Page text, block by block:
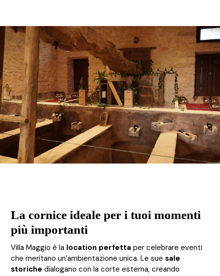
La cornice ideale per i tuoi momenti
più importanti
Villa Maggio è la location perfetta per celebrare eventi
che meritano un’ambientazione unica. Le suesale
storiche dialogano con la corte esterna, creando